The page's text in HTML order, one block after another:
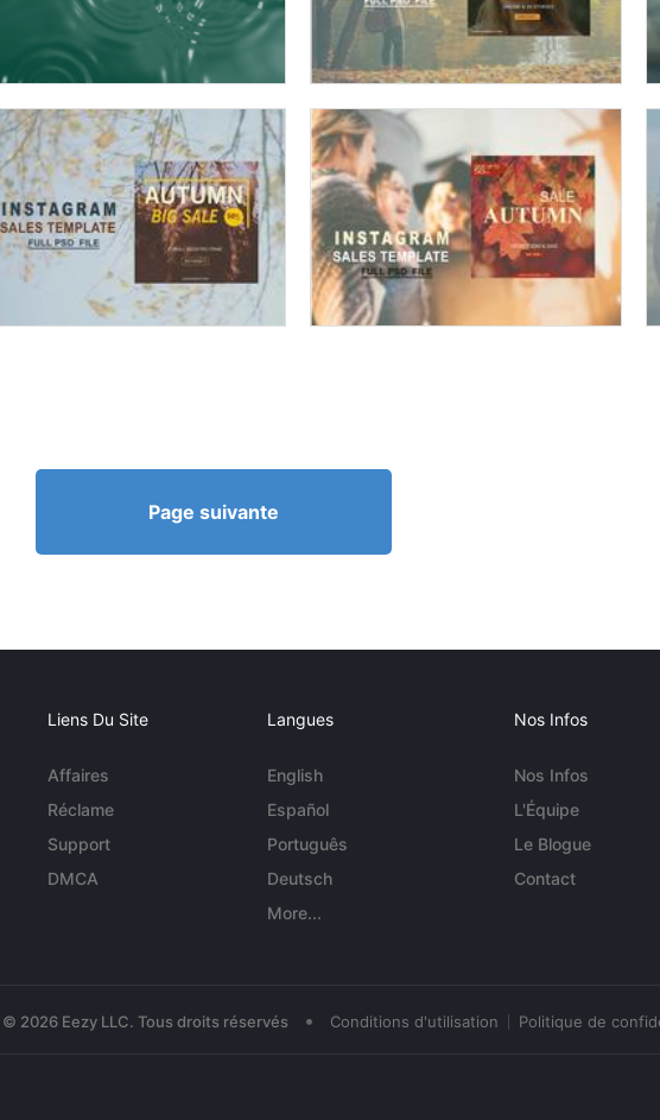
Page suivante
Liens Du Site
Affaires
Réclame
Support
DMCA
Langues
English
Español
Português
Deutsch
More...
Nos Infos
Nos Infos
L'Équipe
Le Blogue
Contact
© 2026 Eezy LLC. Tous droits réservés • Conditions d'utilisation Politique de